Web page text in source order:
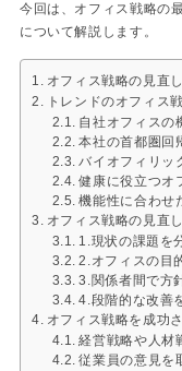
今回は、オフィス戦略の
について解説します。
オフィス戦略の見直
トレンドのオフィス
自社オフィスの
本社の首都圏回
バイオフィリッ
健康に役立つオ
機能性に合わせ
オフィス戦略の見直
1.現状の課題を
2.オフィスの目
3.関係者間で方
4.段階的な改善
オフィス戦略を成功
経営戦略や人材
従業員の意見を